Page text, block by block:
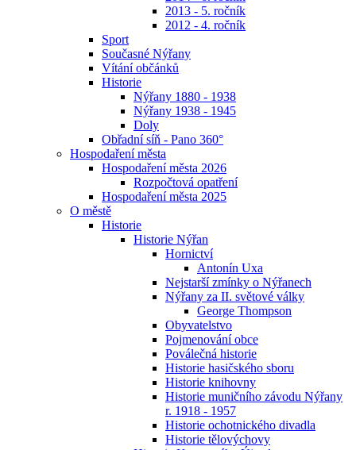
2013 - 5. ročník
2012 - 4. ročník
Sport
Současné Nýřany
Vítání občánků
Historie
Nýřany 1880 - 1938
Nýřany 1938 - 1945
Doly
Obřadní síň - Pano 360°
Hospodaření města
Hospodaření města 2026
Rozpočtová opatření
Hospodaření města 2025
O městě
Historie
Historie Nýřan
Hornictví
Antonín Uxa
Nejstarší zmínky o Nýřanech
Nýřany za II. světové války
George Thompson
Obyvatelstvo
Pojmenování obce
Poválečná historie
Historie hasičského sboru
Historie knihovny
Historie muničního závodu Nýřany
r. 1918 - 1957
Historie ochotnického divadla
Historie tělovýchovy